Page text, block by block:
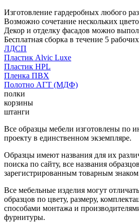
Изготовление гардеробных любого
Возможно сочетание нескольких
Декор и отделку фасадов можно
Бесплатная сборка в течение 5
ЛДСП
Пластик Alvic Luxe
Пластик HPL
Пленка ПВХ
Полотно АГТ (МДФ)
полки
корзины
штанги
Все образцы мебели изготовлены по
проекту в единственном экземпляре.
Образцы имеют названия для их
поиска по сайту, все названия
зарегистрированным товарным
Все мебельные изделия могут
образцов по цвету, размеру,
способами монтажа и
фурнитуры.